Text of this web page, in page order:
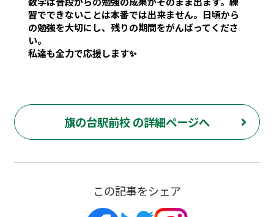
習でできないことは本番では出来ません。日頃から
の勉強を大切にし、残りの期間をがんばってくださ
い。
私達も全力で応援します✨
旗の台駅前校 の詳細ページへ
この記事をシェア